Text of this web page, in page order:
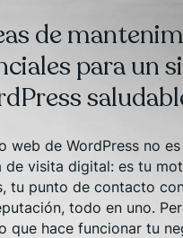
de
para un
web de WordPress no
de visita digital: es tu
tu punto de contacto
todo en uno.
que hace funcionar tu